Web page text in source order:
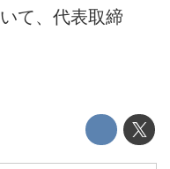
て、代表取締